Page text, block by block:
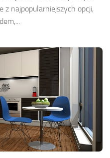
z najpopularniejszych opcji,